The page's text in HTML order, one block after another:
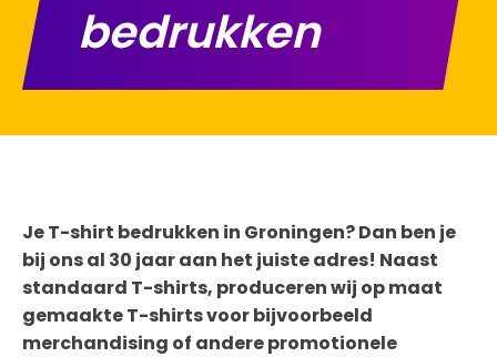
bedrukken
Je T-shirt bedrukken in Groningen? Dan ben je
bij ons al 30 jaar aan het juiste adres! Naast
standaard T-shirts, produceren wij op maat
gemaakte T-shirts voor bijvoorbeeld
merchandising of andere promotionele